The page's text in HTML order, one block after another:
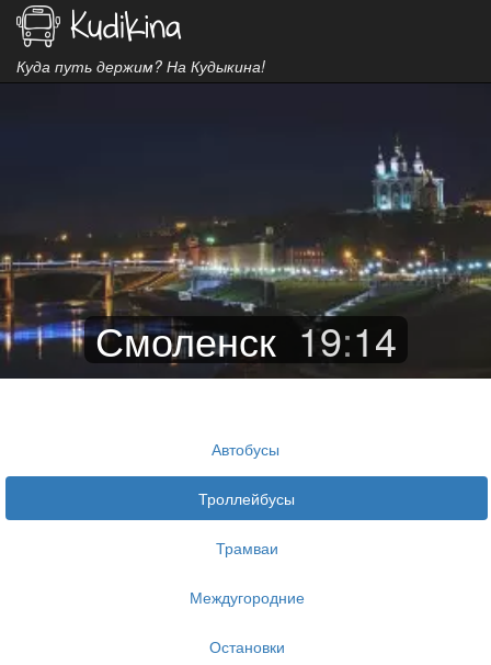
Куда путь держим? На Кудыкина!
Смоленск 19:14
Автобусы
Троллейбусы
Трамваи
Междугородние
Остановки